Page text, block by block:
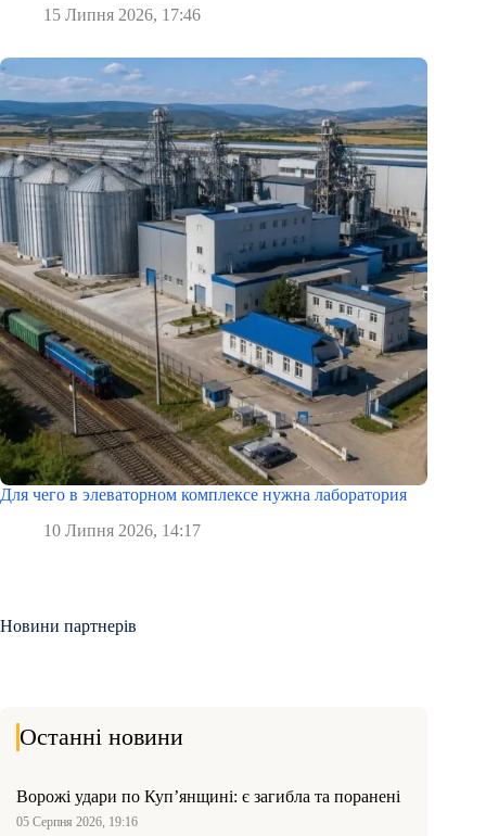
15 Липня 2026, 17:46
Для чего в элеваторном комплексе нужна лаборатория
10 Липня 2026, 14:17
Новини партнерів
Останні новини
Ворожі удари по Куп’янщині: є загибла та поранені
05 Серпня 2026, 19:16